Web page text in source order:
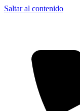
Saltar al contenido